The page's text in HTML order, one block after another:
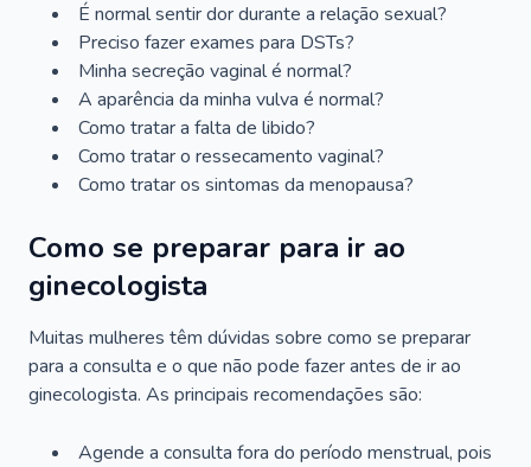
É normal sentir dor durante a relação sexual?
Preciso fazer exames para DSTs?
Minha secreção vaginal é normal?
A aparência da minha vulva é normal?
Como tratar a falta de libido?
Como tratar o ressecamento vaginal?
Como tratar os sintomas da menopausa?
Como se preparar para ir ao
ginecologista
Muitas mulheres têm dúvidas sobre como se preparar
para a consulta e o que não pode fazer antes de ir ao
ginecologista. As principais recomendações são:
Agende a consulta fora do período menstrual, pois